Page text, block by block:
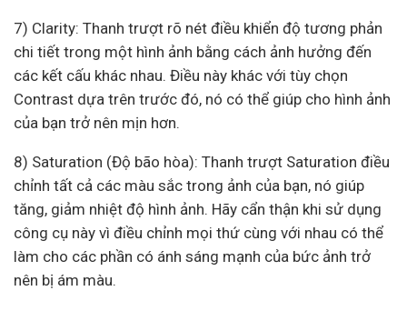
7) Clarity: Thanh trượt rõ nét điều khiển độ tương phản
chi tiết trong một hình ảnh bằng cách ảnh hưởng đến
các kết cấu khác nhau. Điều này khác với tùy chọn
Contrast dựa trên trước đó, nó có thể giúp cho hình ảnh
của bạn trở nên mịn hơn.
8) Saturation (Độ bão hòa): Thanh trượt Saturation điều
chỉnh tất cả các màu sắc trong ảnh của bạn, nó giúp
tăng, giảm nhiệt độ hình ảnh. Hãy cẩn thận khi sử dụng
công cụ này vì điều chỉnh mọi thứ cùng với nhau có thể
làm cho các phần có ánh sáng mạnh của bức ảnh trở
nên bị ám màu.